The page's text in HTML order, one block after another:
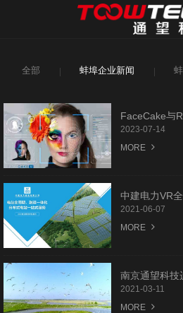
首页
关于我们
案例中心
旗下网站
需求发布
全国分站
全部 蚌埠企业新闻
FaceCake与
引入视觉特效
2023-07-14
MORE
中建电力VR
伏大会暨（上
2021-06-07
MORE
南京通望科技
术助力盐城东
2021-03-11
MORE